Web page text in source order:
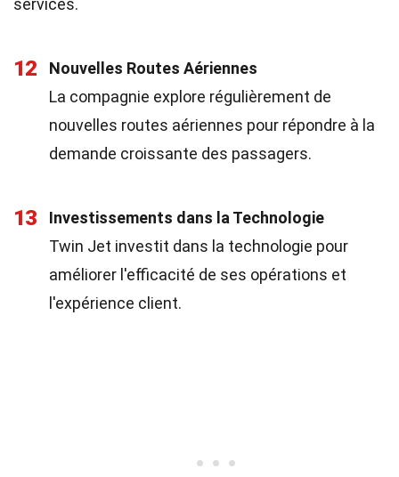
services.
12
Nouvelles Routes Aériennes
La compagnie explore régulièrement de
nouvelles routes aériennes pour répondre à la
demande croissante des passagers.
13
Investissements dans la Technologie
Twin Jet investit dans la technologie pour
améliorer l'efficacité de ses opérations et
l'expérience client.